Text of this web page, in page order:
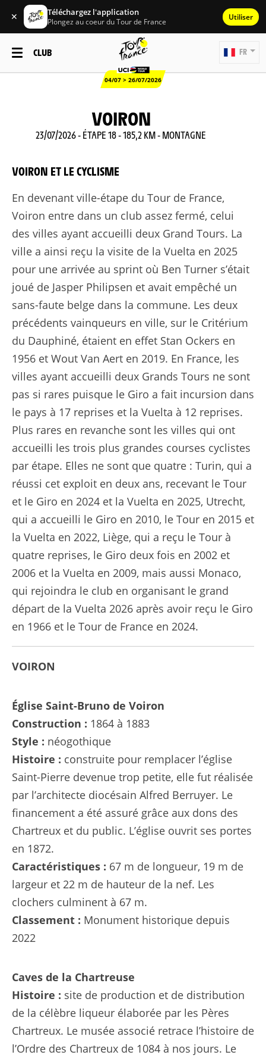
✕ Téléchargez l'application
Plongez au coeur du Tour de France Utiliser
CLUB
04/07 > 26/07/2026
FR
VOIRON
23/07/2026 - ÉTAPE 18 - 185,2 KM - MONTAGNE
VOIRON ET LE CYCLISME
En devenant ville-étape du Tour de France,
Voiron entre dans un club assez fermé, celui
des villes ayant accueilli deux Grand Tours. La
ville a ainsi reçu la visite de la Vuelta en 2025
pour une arrivée au sprint où Ben Turner s’était
joué de Jasper Philipsen et avait empêché un
sans-faute belge dans la commune. Les deux
précédents vainqueurs en ville, sur le Critérium
du Dauphiné, étaient en effet Stan Ockers en
1956 et Wout Van Aert en 2019. En France, les
villes ayant accueilli deux Grands Tours ne sont
pas si rares puisque le Giro a fait incursion dans
le pays à 17 reprises et la Vuelta à 12 reprises.
Plus rares en revanche sont les villes qui ont
accueilli les trois plus grandes courses cyclistes
par étape. Elles ne sont que quatre : Turin, qui a
réussi cet exploit en deux ans, recevant le Tour
et le Giro en 2024 et la Vuelta en 2025, Utrecht,
qui a accueilli le Giro en 2010, le Tour en 2015 et
la Vuelta en 2022, Liège, qui a reçu le Tour à
quatre reprises, le Giro deux fois en 2002 et
2006 et la Vuelta en 2009, mais aussi Monaco,
qui rejoindra le club en organisant le grand
départ de la Vuelta 2026 après avoir reçu le Giro
en 1966 et le Tour de France en 2024.
VOIRON
Église Saint-Bruno de Voiron
Construction : 1864 à 1883
Style : néogothique
Histoire : construite pour remplacer l’église
Saint-Pierre devenue trop petite, elle fut réalisée
par l’architecte diocésain Alfred Berruyer. Le
financement a été assuré grâce aux dons des
Chartreux et du public. L’église ouvrit ses portes
en 1872.
Caractéristiques : 67 m de longueur, 19 m de
largeur et 22 m de hauteur de la nef. Les
clochers culminent à 67 m.
Classement : Monument historique depuis
2022
Caves de la Chartreuse
Histoire : site de production et de distribution
de la célèbre liqueur élaborée par les Pères
Chartreux. Le musée associé retrace l’histoire de
l’Ordre des Chartreux de 1084 à nos jours. Le